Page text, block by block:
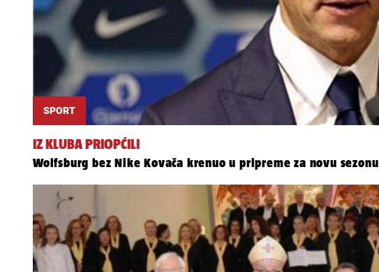
SPORT
IZ KLUBA PRIOPĆILI
Wolfsburg bez Nike Kovača krenuo u pripreme za novu sezonu